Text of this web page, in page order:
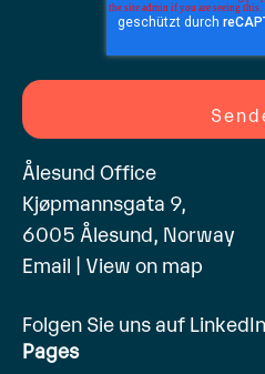
Ålesund Office
Kjøpmannsgata 9,
6005 Ålesund, Norway
Email | View on map
Folgen Sie uns auf LinkedIn
Pages